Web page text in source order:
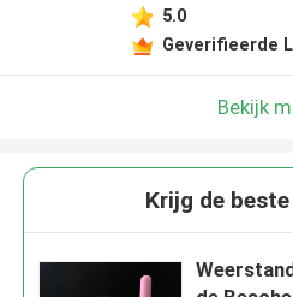
5.0
Geverifieerde
Bekijk
Krijg de